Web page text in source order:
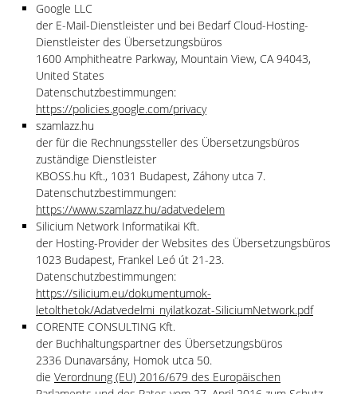
Google LLC
der E-Mail-Dienstleister und bei Bedarf Cloud-Hosting-
Dienstleister des Übersetzungsbüros
1600 Amphitheatre Parkway, Mountain View, CA 94043,
United States
Datenschutzbestimmungen:
https://policies.google.com/privacy
szamlazz.hu
der für die Rechnungssteller des Übersetzungsbüros
zuständige Dienstleister
KBOSS.hu Kft., 1031 Budapest, Záhony utca 7.
Datenschutzbestimmungen:
https://www.szamlazz.hu/adatvedelem
Silicium Network Informatikai Kft.
der Hosting-Provider der Websites des Übersetzungsbüros
1023 Budapest, Frankel Leó út 21-23.
Datenschutzbestimmungen:
https://silicium.eu/dokumentumok-
letolthetok/Adatvedelmi_nyilatkozat-SiliciumNetwork.pdf
CORENTE CONSULTING Kft.
der Buchhaltungspartner des Übersetzungsbüros
2336 Dunavarsány, Homok utca 50.
die Verordnung (EU) 2016/679 des Europäischen